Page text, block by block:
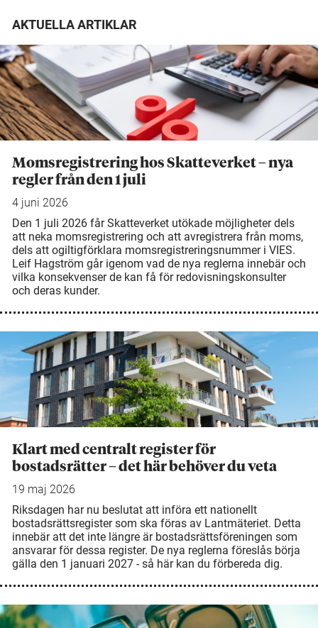
AKTUELLA ARTIKLAR
Momsregistrering hos Skatteverket – nya
regler från den 1 juli
4 juni 2026
Den 1 juli 2026 får Skatteverket utökade möjligheter dels
att neka momsregistrering och att avregistrera från moms,
dels att ogiltigförklara momsregistreringsnummer i VIES.
Leif Hagström går igenom vad de nya reglerna innebär och
vilka konsekvenser de kan få för redovisningskonsulter
och deras kunder.
Klart med centralt register för
bostadsrätter – det här behöver du veta
19 maj 2026
Riksdagen har nu beslutat att införa ett nationellt
bostadsrättsregister som ska föras av Lantmäteriet. Detta
innebär att det inte längre är bostadsrättsföreningen som
ansvarar för dessa register. De nya reglerna föreslås börja
gälla den 1 januari 2027 - så här kan du förbereda dig.